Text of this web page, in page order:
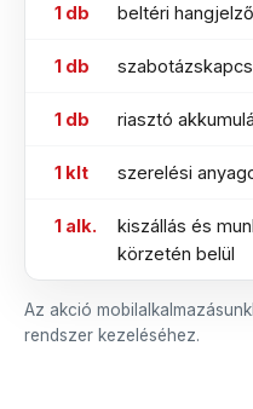
1 db beltéri hangjelző
1 db
1 db riasztó
1 klt szerelési
1 alk.
kiszállás és
körzetén belül
Az akció
rendszer kezeléséhez.